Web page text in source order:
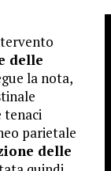
delle
la nota,
tenaci
parietale
delle